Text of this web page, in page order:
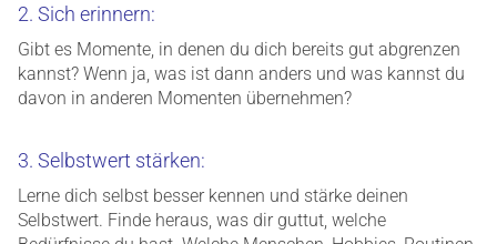
2. Sich erinnern:
Gibt es Momente, in denen du dich bereits gut abgrenzen
kannst? Wenn ja, was ist dann anders und was kannst du
davon in anderen Momenten übernehmen?
3. Selbstwert stärken:
Lerne dich selbst besser kennen und stärke deinen
Selbstwert. Finde heraus, was dir guttut, welche